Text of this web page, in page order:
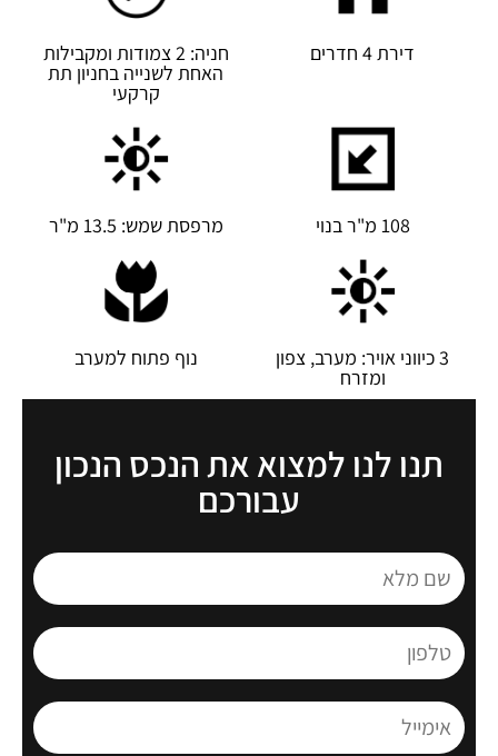
דירת 4 חדרים חניה: 2 צמודות ומקבילות
האחת לשנייה בחניון תת
קרקעי
108 מ"ר בנוי מרפסת שמש: 13.5 מ"ר
3 כיווני אויר: מערב, צפון
ומזרח
נוף פתוח למערב
תנו לנו למצוא את הנכס הנכון
עבורכם